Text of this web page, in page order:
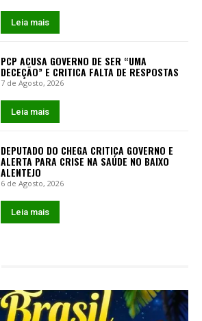
Leia mais
PCP ACUSA GOVERNO DE SER “UMA
DECEÇÃO” E CRITICA FALTA DE RESPOSTAS
7 de Agosto, 2026
Leia mais
DEPUTADO DO CHEGA CRITICA GOVERNO E
ALERTA PARA CRISE NA SAÚDE NO BAIXO
ALENTEJO
6 de Agosto, 2026
Leia mais